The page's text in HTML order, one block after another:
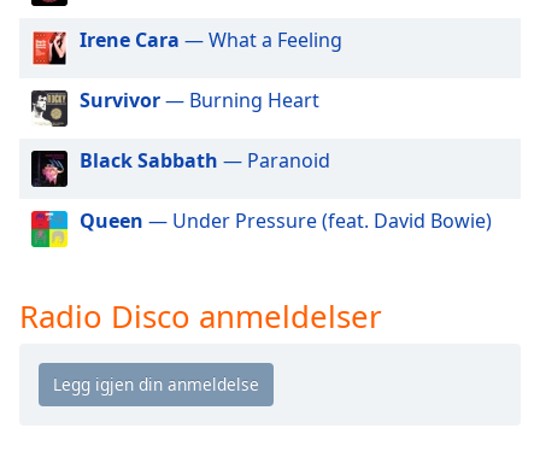
modal
window.
Beginning
dialog
window.
Escape
and
window.
Irene Cara — What a Feeling
Survivor— Burning Heart
Black Sabbath — Paranoid
Queen — Under Pressure (feat. David Bowie)
Radio Disco anmeldelser